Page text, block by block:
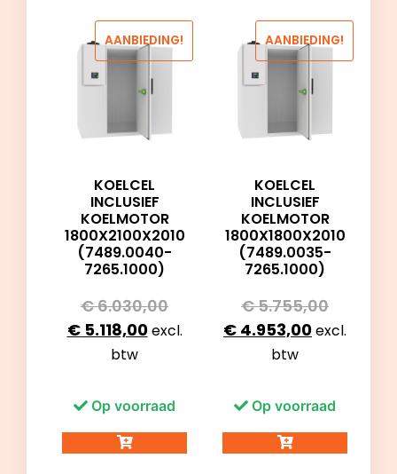
AANBIEDING!
KOELCEL
INCLUSIEF
KOELMOTOR
1800X2100X2010
(7489.0040-
7265.1000)
€6.030,00
€5.118,00excl.
btw
Op voorraad
AANBIEDING!
KOELCEL
INCLUSIEF
KOELMOTOR
1800X1800X2010
(7489.0035-
7265.1000)
€5.755,00
€ 4.953,00excl.
btw
Op voorraad